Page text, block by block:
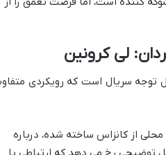
توجه سریال است که رویکردی
از کانزاس ساخته شده، درباره